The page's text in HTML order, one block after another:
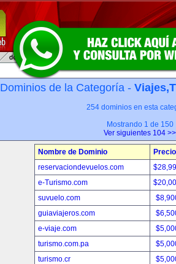
Dominios de la Categoría -
254 dominios en esta
Mostrando 1 de 150
Ver siguientes 104 >>
Nombre de Dominio
Precio
reservaciondevuelos.com
e-Turismo.com
suvuelo.com
guiaviajeros.com
e-viaje.com
turismo.com.pa
turismo.cr